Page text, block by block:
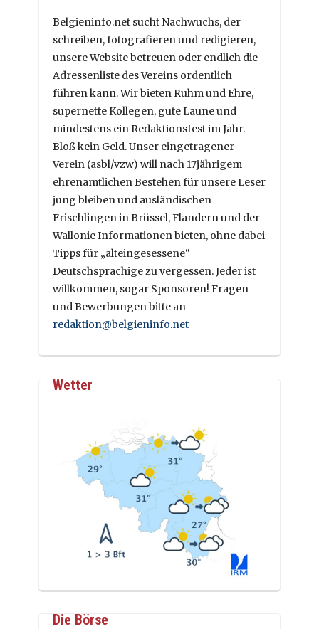
Belgieninfo.net sucht Nachwuchs, der
schreiben, fotografieren und redigieren,
unsere Website betreuen oder endlich die
Adressenliste des Vereins ordentlich
führen kann. Wir bieten Ruhm und Ehre,
supernette Kollegen, gute Laune und
mindestens ein Redaktionsfest im Jahr.
Bloß kein Geld. Unser eingetragener
Verein (asbl/vzw) will nach 17jährigem
ehrenamtlichen Bestehen für unsere Leser
jung bleiben und ausländischen
Frischlingen in Brüssel, Flandern und der
Wallonie Informationen bieten, ohne dabei
Tipps für „alteingesessene“
Deutschsprachige zu vergessen. Jeder ist
willkommen, sogar Sponsoren! Fragen
und Bewerbungen bitte an
redaktion@belgieninfo.net
Wetter
Die Börse